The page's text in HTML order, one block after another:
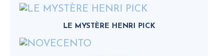
LE MYSTÈRE HENRI PICK